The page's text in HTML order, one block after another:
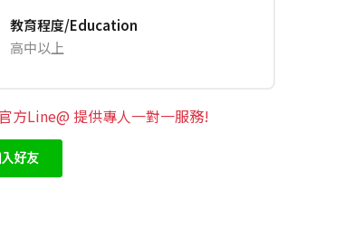
教育程度/Education
高中以上
方Line@ 提供專人一對一服務!